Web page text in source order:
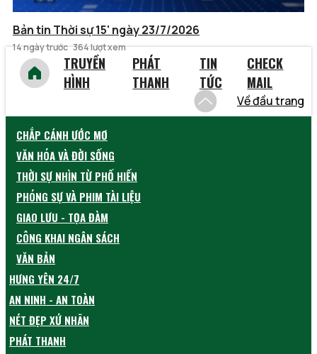
Bản tin Thời sự 15' ngày 23/7/2026
14 ngày trước 364 lượt xem
TRUYỀN
HÌNH
PHÁT
THANH
TIN
TỨC
CHECK
MAIL
Về đầu trang
CHẮP CÁNH ƯỚC MƠ
VĂN HÓA VÀ ĐỜI SỐNG
THỜI SỰ NHÌN TỪ PHỐ HIẾN
PHÓNG SỰ VÀ PHIM TÀI LIỆU
GIAO LƯU - TỌA ĐÀM
CÔNG KHAI NGÂN SÁCH
VĂN BẢN
HƯNG YÊN 24/7
AN NINH - AN TOÀN
NÉT ĐẸP XỨ NHÃN
PHÁT THANH